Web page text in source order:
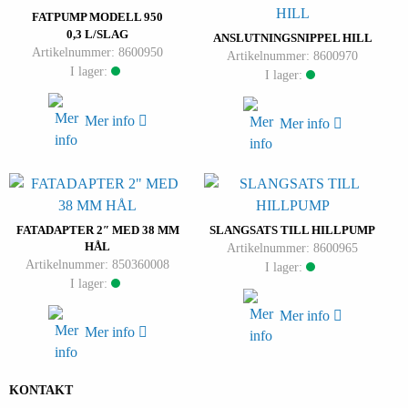
FATPUMP MODELL 950
0,3 L/SLAG
Artikelnummer: 8600950
I lager:
Mer info
ANSLUTNINGSNIPPEL HILL
Artikelnummer: 8600970
I lager:
Mer info
FATADAPTER 2″ MED 38 MM
HÅL
Artikelnummer: 850360008
I lager:
Mer info
SLANGSATS TILL HILLPUMP
Artikelnummer: 8600965
I lager:
Mer info
KONTAKT